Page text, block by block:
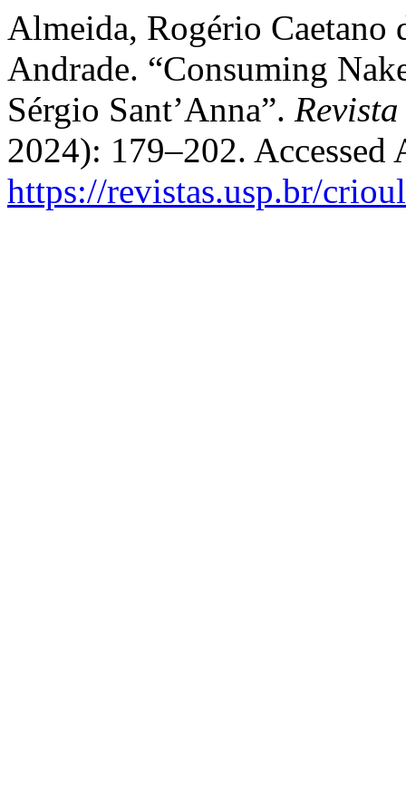
Almeida, Rogério Caetano
Andrade. “Consuming
Sérgio Sant’Anna”.
2024): 179–202. Accessed
https://revistas.usp.br/